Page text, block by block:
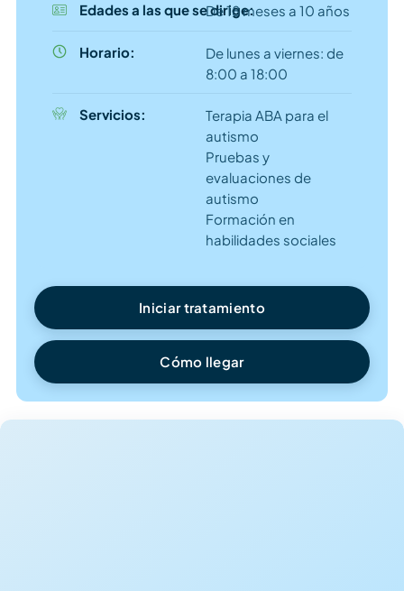
Edades a las que se dirige:De 18 meses a 10 años
Horario:
De lunes a viernes: de
8:00 a 18:00
Servicios:
Terapia ABA para el
autismo
Pruebas y
evaluaciones de
autismo
Formación en
habilidades sociales
Iniciar tratamiento
Cómo llegar